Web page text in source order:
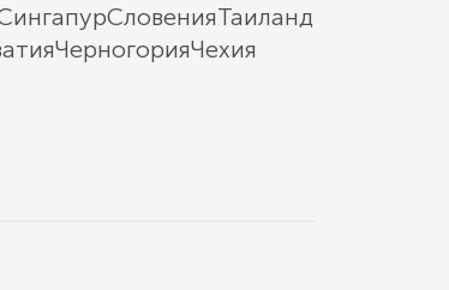
СловенияТаиланд
ЧерногорияЧехия